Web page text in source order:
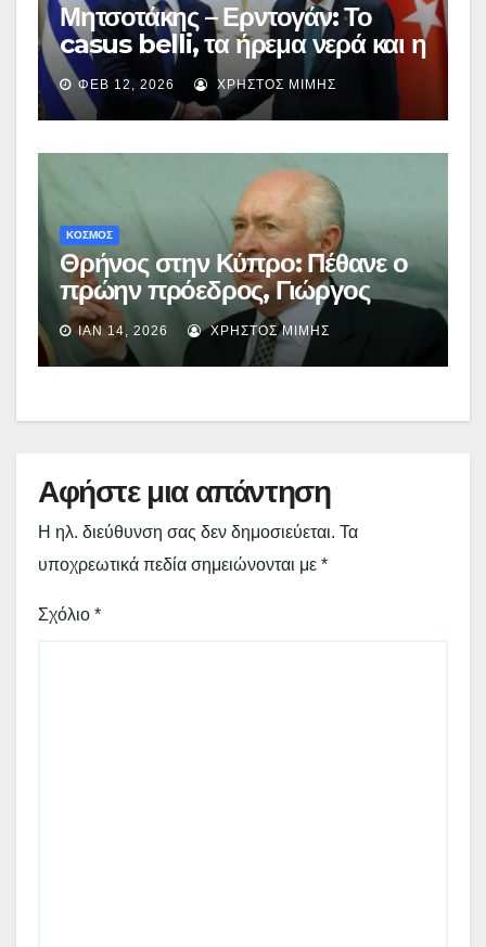
Μητσοτάκης – Ερντογάν: Το
casus belli, τα ήρεμα νερά και η
διατήρηση θετικού κλίματος
ΦΕΒ 12, 2026 ΧΡΉΣΤΟΣ ΜΊΜΗΣ
ΚΟΣΜΟΣ
Θρήνος στην Κύπρο: Πέθανε ο
πρώην πρόεδρος, Γιώργος
Βασιλείου
ΙΑΝ 14, 2026 ΧΡΉΣΤΟΣ ΜΊΜΗΣ
Αφήστε μια απάντηση
Η ηλ. διεύθυνση σας δεν δημοσιεύεται. Τα
υποχρεωτικά πεδία σημειώνονται με *
Σχόλιο *